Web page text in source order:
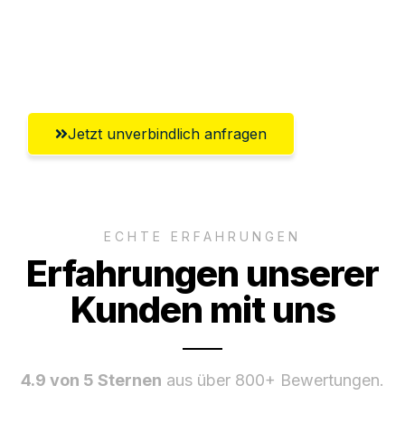
Jetzt unverbindlich anfragen
ECHTE ERFAHRUNGEN
Erfahrungen unserer
Kunden mit uns
4.9 von 5 Sternen aus über 800+ Bewertungen.